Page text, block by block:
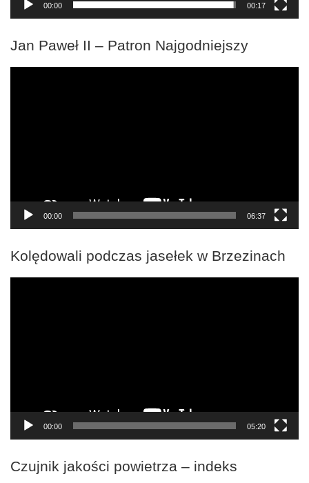
00:00 00:17
Jan Paweł II – Patron Najgodniejszy
00:00 06:37
Kolędowali podczas jasełek w Brzezinach
00:00 05:20
Czujnik jakości powietrza – indeks